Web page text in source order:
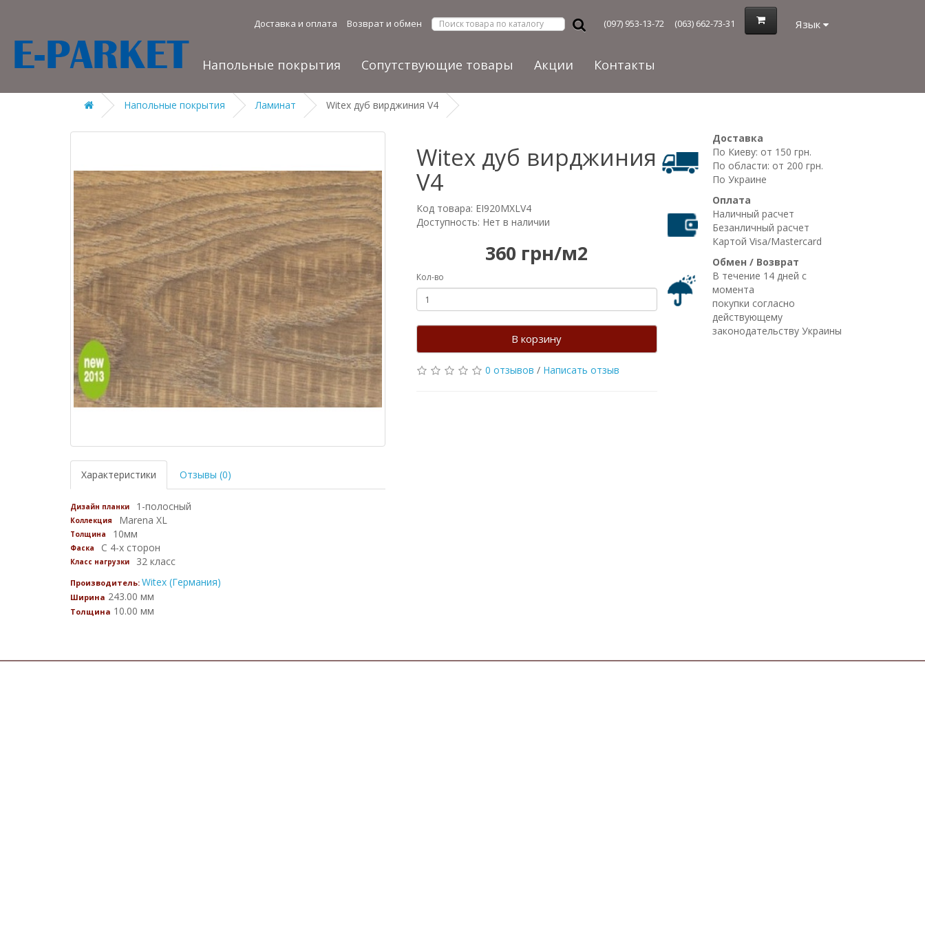
Доставка и оплата Возврат и обмен (097) 953-13-72 (063) 662-73-31 Язык
Напольные покрытия Сопутствующие товары Акции Контакты
Напольные покрытия Ламинат Witex дуб вирджиния V4
Характеристики Отзывы (0)
Дизайн планки 1-полосный
Коллекция Marena XL
Толщина 10мм
Фаска С 4-х сторон
Класс нагрузки 32 класс
Производитель: Witex (Германия)
Ширина 243.00 мм
Толщина 10.00 мм
Witex дуб вирджиния
V4
Код товара: EI920MXLV4
Доступность: Нет в наличии
360 грн/м2
Кол-во
В корзину
0 отзывов / Написать отзыв
Доставка
По Киеву: от 150 грн.
По области: от 200 грн.
По Украине
Оплата
Наличный расчет
Безанличный расчет
Картой Visa/Mastercard
Обмен / Возврат
В течение 14 дней с
момента
покупки согласно
действующему
законодательству Украины